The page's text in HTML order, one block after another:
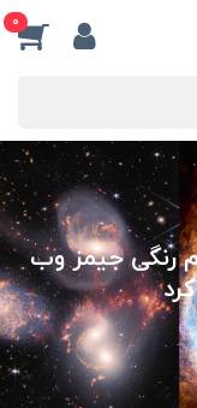
0
رنگی جیمز وب